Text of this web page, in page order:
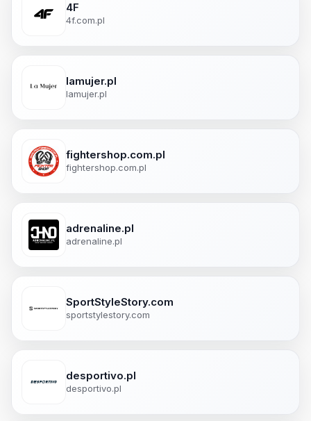
4F
4f.com.pl
lamujer.pl
lamujer.pl
fightershop.com.pl
fightershop.com.pl
adrenaline.pl
adrenaline.pl
SportStyleStory.com
sportstylestory.com
desportivo.pl
desportivo.pl